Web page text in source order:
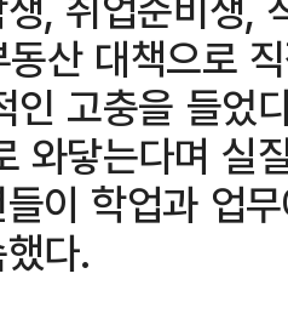
산 대책으로
인 고충을 들었
와닿는다며 실
이 학업과 업
다.